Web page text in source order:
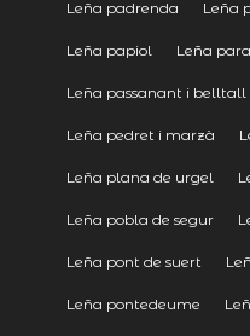
Leña padrenda Leña
Leña papiol Leña
Leña passanant i belltall
Leña pedret i marzà
Leña plana de urgel
Leña pobla de segur
Leña pont de suert
Leña pontedeume